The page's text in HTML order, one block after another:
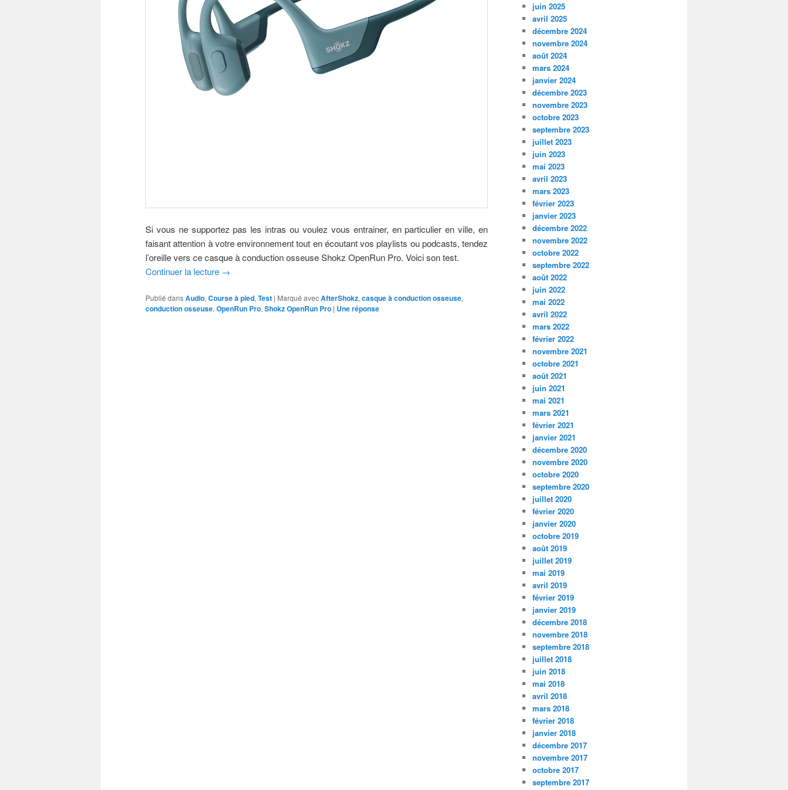
Si vous ne supportez pas les intras ou voulez vous entrainer, en particulier en ville, en
faisant attention à votre environnement tout en écoutant vos playlists ou podcasts, tendez
l’oreille vers ce casque à conduction osseuse Shokz OpenRun Pro. Voici son test.
Continuer la lecture →
Publié dansAudio, Course à pied, Test | Marqué avecAfterShokz, casque à conduction osseuse,
conduction osseuse, OpenRun Pro, Shokz OpenRun Pro | Uneréponse
juin 2025
avril 2025
décembre 2024
novembre 2024
août 2024
mars 2024
janvier 2024
décembre 2023
novembre 2023
octobre 2023
septembre 2023
juillet 2023
juin 2023
mai 2023
avril 2023
mars 2023
février 2023
janvier 2023
décembre 2022
novembre 2022
octobre 2022
septembre 2022
août 2022
juin 2022
mai 2022
avril 2022
mars 2022
février 2022
novembre 2021
octobre 2021
août 2021
juin 2021
mai 2021
mars 2021
février 2021
janvier 2021
décembre 2020
novembre 2020
octobre 2020
septembre 2020
juillet 2020
février 2020
janvier 2020
octobre 2019
août 2019
juillet 2019
mai 2019
avril 2019
février 2019
janvier 2019
décembre 2018
novembre 2018
septembre 2018
juillet 2018
juin 2018
mai 2018
avril 2018
mars 2018
février 2018
janvier 2018
décembre 2017
novembre 2017
octobre 2017
septembre 2017